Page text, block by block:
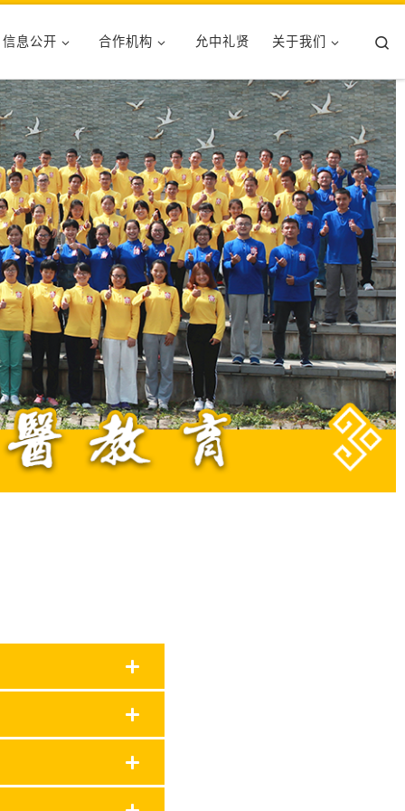
信息公开 合作机构 允中礼贤 关于我们